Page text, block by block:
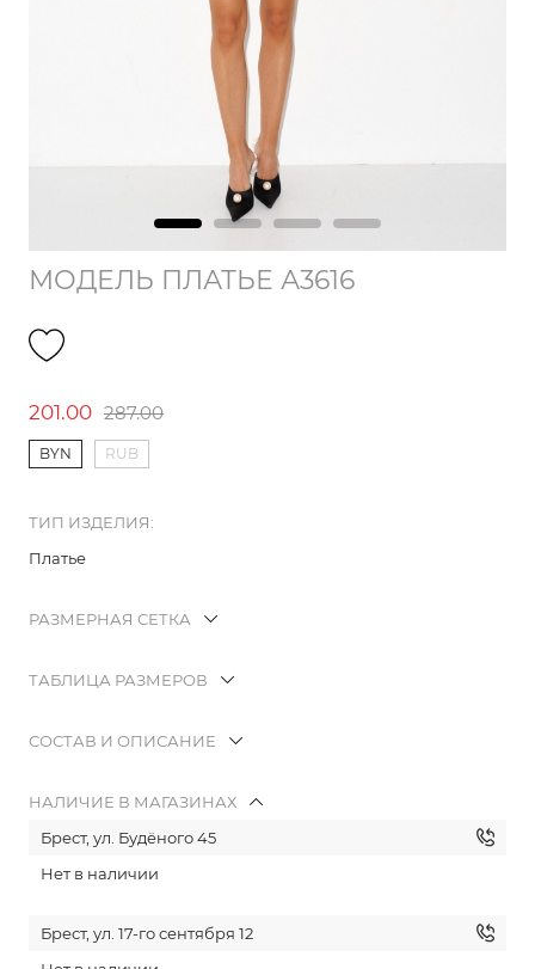
МОДЕЛЬ ПЛАТЬЕ А3616
201.00 287.00
BYN RUB
ТИП ИЗДЕЛИЯ:
Платье
РАЗМЕРНАЯ СЕТКА
ТАБЛИЦА РАЗМЕРОВ
СОСТАВ И ОПИСАНИЕ
НАЛИЧИЕ В МАГАЗИНАХ
Брест, ул. Будёного 45
Нет в наличии
Брест, ул. 17-го сентября 12